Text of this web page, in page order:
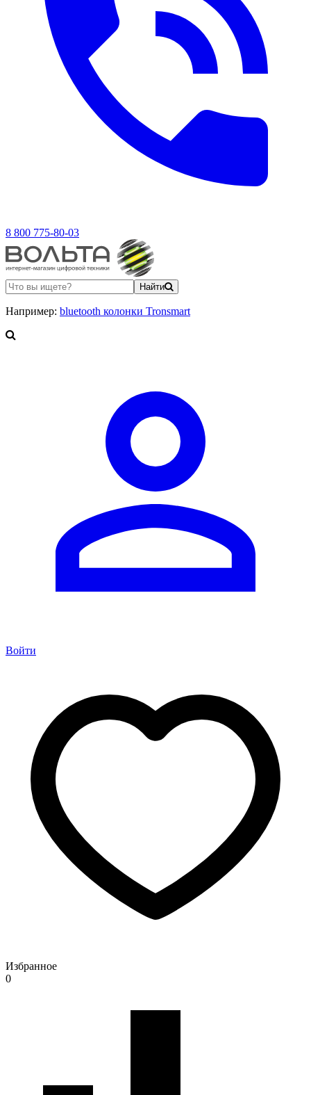
8 800 775-80-03
Найти
Например: bluetooth колонки Tronsmart
Войти
Избранное
0